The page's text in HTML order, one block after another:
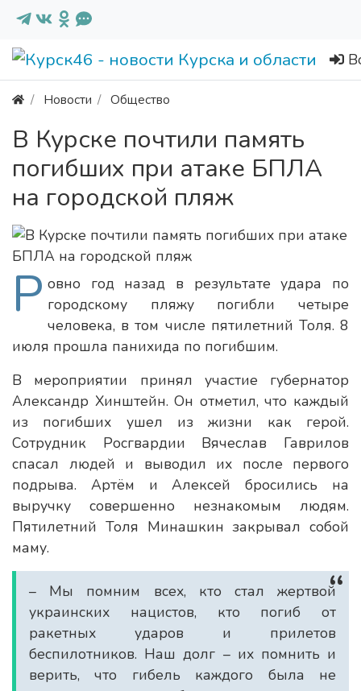
Новости Общество
В Курске почтили память
погибших при атаке БПЛА
на городской пляж
Р овно год назад в результате удара по
городскому пляжу погибли четыре
человека, в том числе пятилетний Толя. 8
июля прошла панихида по погибшим.
В мероприятии принял участие губернатор
Александр Хинштейн. Он отметил, что каждый
из погибших ушел из жизни как герой.
Сотрудник Росгвардии Вячеслав Гаврилов
спасал людей и выводил их после первого
подрыва. Артём и Алексей бросились на
выручку совершенно незнакомым людям.
Пятилетний Толя Минашкин закрывал собой
маму.
– Мы помним всех, кто стал жертвой
украинских нацистов, кто погиб от
ракетных ударов и прилетов
беспилотников. Наш долг – их помнить и
верить, что гибель каждого была не